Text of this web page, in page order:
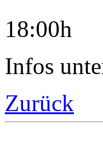
18:00h
Infos
Zurück